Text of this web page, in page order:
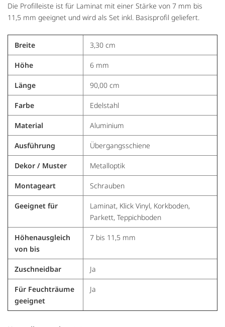
Die Profilleiste ist für Laminat mit einer Stärke von 7 mm bis
11,5 mm geeignet und wird als Set inkl. Basisprofil geliefert.
Breite 3,30 cm
Höhe 6 mm
Länge 90,00 cm
Farbe Edelstahl
Material Aluminium
Ausführung Übergangsschiene
Dekor / Muster Metalloptik
Montageart Schrauben
Geeignet für
Laminat, Klick Vinyl, Korkboden,
Parkett, Teppichboden
Höhenausgleich
von bis
7 bis 11,5 mm
Zuschneidbar Ja
Für Feuchträume
geeignet
Ja